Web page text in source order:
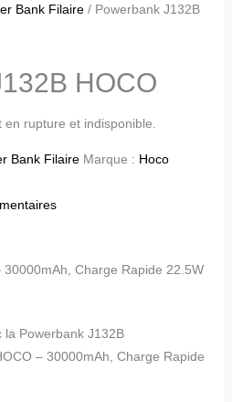
Bank Filaire/ Powerbank J132B
HOCO
rupture et indisponible.
Bank Filaire Marque : Hoco
Charge Rapide 22.5W
la Powerbank J132B
– 30000mAh, Charge Rapide